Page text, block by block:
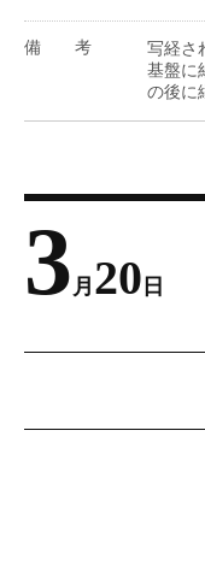
備考
写経さ
基盤に
の後に
3 月 20 日